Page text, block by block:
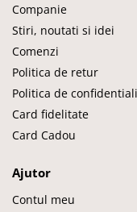
Companie
Stiri, noutati si idei
Comenzi
Politica de retur
Politica de
Card fidelitate
Card Cadou
Ajutor
Contul meu